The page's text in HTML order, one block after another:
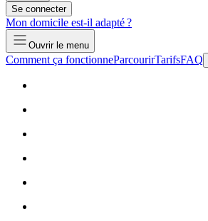
Se connecter
Mon domicile est-il adapté ?
Ouvrir le menu
Comment ça fonctionneParcourirTarifsFAQ